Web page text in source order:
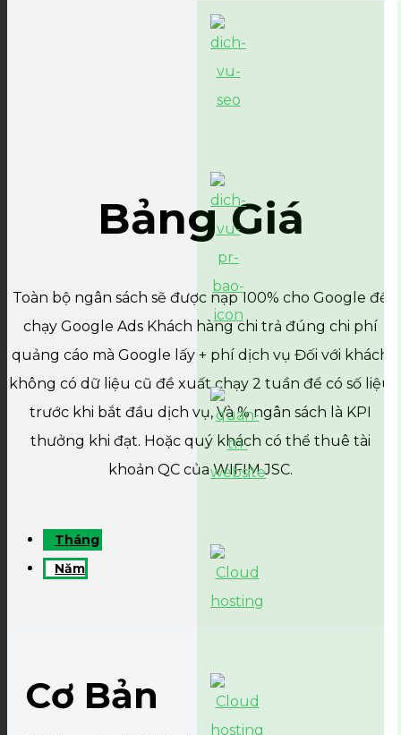
Bảng Giá
Toàn bộ ngân sách sẽ được nạp 100% cho Google để
chạy Google Ads Khách hàng chi trả đúng chi phí
quảng cáo mà Google lấy + phí dịch vụ Đối với khách
không có dữ liệu cũ đề xuất chạy 2 tuần để có số liệu
trước khi bắt đầu dịch vụ, Và % ngân sách là KPI
thưởng khi đạt. Hoặc quý khách có thể thuê tài
khoản QC của WIFIM JSC.
Tháng
Năm
Cơ Bản